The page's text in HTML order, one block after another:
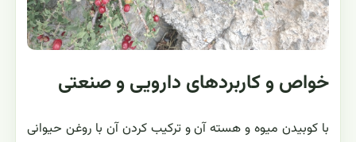
خواص و کاربردهای دارویی و صنعتی
با کوبیدن میوه و هسته آن و ترکیب کردن آن با روغن حیوانی